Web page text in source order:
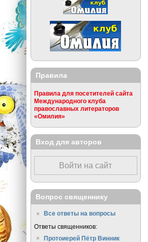
Правила
Правила для посетителей сайта
Международного клуба
православных литераторов
«Омилия»
Вход для авторов
Войти на сайт
Вопрос священнику
Все ответы на вопросы
Ответы священников:
Протоиерей Пётр Винник